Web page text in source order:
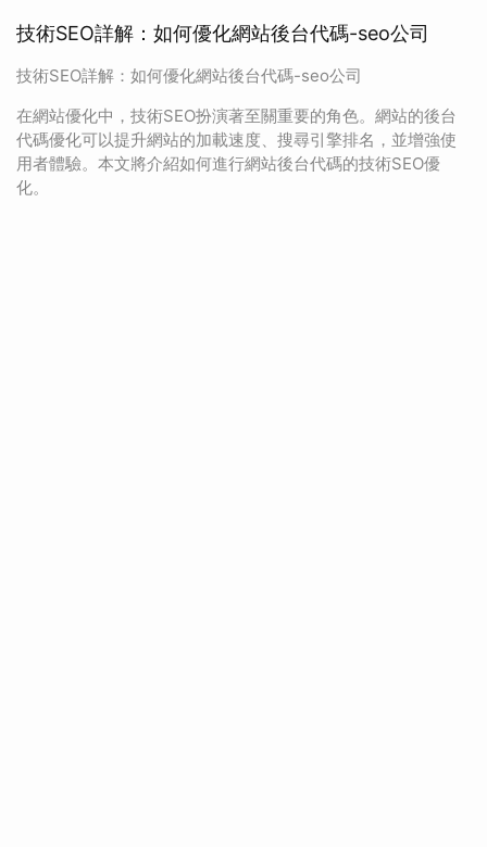
技術SEO詳解：如何優化網站後台代碼-seo公司
技術SEO詳解：如何優化網站後台代碼-seo公司
在網站優化中，技術SEO扮演著至關重要的角色。網站的後台
代碼優化可以提升網站的加載速度、搜尋引擎排名，並增強使
用者體驗。本文將介紹如何進行網站後台代碼的技術SEO優
化。